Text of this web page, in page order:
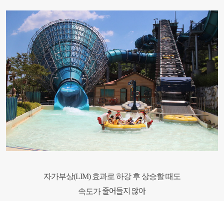
자가부상(LIM) 효과로 하강 후 상승할 때도
속도가줄어들지 않아